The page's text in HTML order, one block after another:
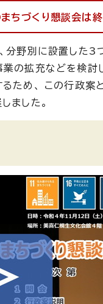
づくり懇談会は終
野別に設置した3
の拡充などを検討
ため、 この行政案
ました。